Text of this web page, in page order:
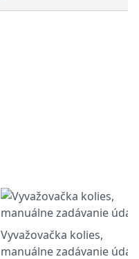
Vyvažovačka kolies,
manuálne zadávanie